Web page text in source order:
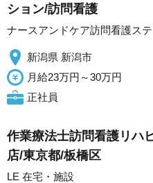
ション/訪問看護
ナースアンドケア訪問看護ス
新潟県 新潟市
月給23万円～30万円
正社員
作業療法士訪問看護リハ
店/東京都/板橋区
LE 在宅・施設